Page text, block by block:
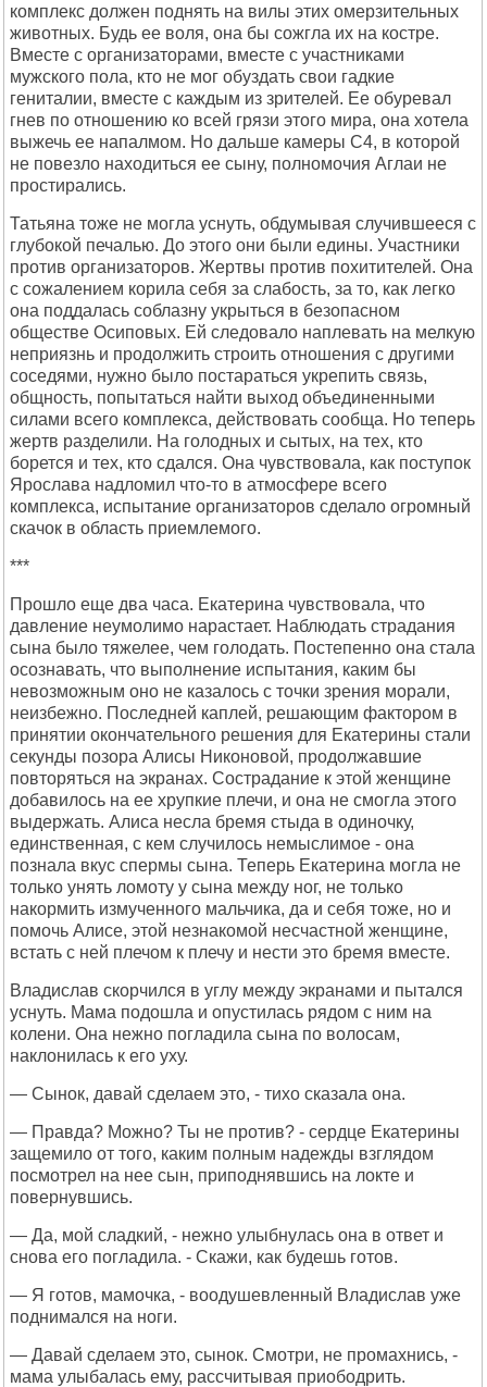
комплекс должен поднять на вилы этих омерзительных
животных. Будь ее воля, она бы сожгла их на костре.
Вместе с организаторами, вместе с участниками
мужского пола, кто не мог обуздать свои гадкие
гениталии, вместе с каждым из зрителей. Ее обуревал
гнев по отношению ко всей грязи этого мира, она хотела
выжечь ее напалмом. Но дальше камеры C4, в которой
не повезло находиться ее сыну, полномочия Аглаи не
простирались.
Татьяна тоже не могла уснуть, обдумывая случившееся с
глубокой печалью. До этого они были едины. Участники
против организаторов. Жертвы против похитителей. Она
с сожалением корила себя за слабость, за то, как легко
она поддалась соблазну укрыться в безопасном
обществе Осиповых. Ей следовало наплевать на мелкую
неприязнь и продолжить строить отношения с другими
соседями, нужно было постараться укрепить связь,
общность, попытаться найти выход объединенными
силами всего комплекса, действовать сообща. Но теперь
жертв разделили. На голодных и сытых, на тех, кто
борется и тех, кто сдался. Она чувствовала, как поступок
Ярослава надломил что-то в атмосфере всего
комплекса, испытание организаторов сделало огромный
скачок в область приемлемого.
***
Прошло еще два часа. Екатерина чувствовала, что
давление неумолимо нарастает. Наблюдать страдания
сына было тяжелее, чем голодать. Постепенно она стала
осознавать, что выполнение испытания, каким бы
невозможным оно не казалось с точки зрения морали,
неизбежно. Последней каплей, решающим фактором в
принятии окончательного решения для Екатерины стали
секунды позора Алисы Никоновой, продолжавшие
повторяться на экранах. Сострадание к этой женщине
добавилось на ее хрупкие плечи, и она не смогла этого
выдержать. Алиса несла бремя стыда в одиночку,
единственная, с кем случилось немыслимое - она
познала вкус спермы сына. Теперь Екатерина могла не
только унять ломоту у сына между ног, не только
накормить измученного мальчика, да и себя тоже, но и
помочь Алисе, этой незнакомой несчастной женщине,
встать с ней плечом к плечу и нести это бремя вместе.
Владислав скорчился в углу между экранами и пытался
уснуть. Мама подошла и опустилась рядом с ним на
колени. Она нежно погладила сына по волосам,
наклонилась к его уху.
— Сынок, давай сделаем это, - тихо сказала она.
— Правда? Можно? Ты не против? - сердце Екатерины
защемило от того, каким полным надежды взглядом
посмотрел на нее сын, приподнявшись на локте и
повернувшись.
— Да, мой сладкий, - нежно улыбнулась она в ответ и
снова его погладила. - Скажи, как будешь готов.
— Я готов, мамочка, - воодушевленный Владислав уже
поднимался на ноги.
— Давай сделаем это, сынок. Смотри, не промахнись, -
мама улыбалась ему, рассчитывая приободрить.